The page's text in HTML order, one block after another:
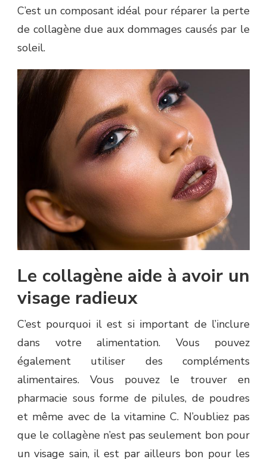
C’est un composant idéal pour réparer la perte
de collagène due aux dommages causés par le
soleil.
Le collagène aide à avoir un
visage radieux
C’est pourquoi il est si important de l’inclure
dans votre alimentation. Vous pouvez
également utiliser des compléments
alimentaires. Vous pouvez le trouver en
pharmacie sous forme de pilules, de poudres
et même avec de la vitamine C. N’oubliez pas
que le collagène n’est pas seulement bon pour
un visage sain, il est par ailleurs bon pour les